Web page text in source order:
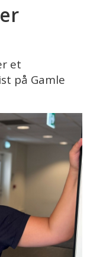
et
på Gamle